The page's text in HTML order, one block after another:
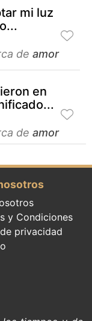
mi luz
de amor
en
de amor
y Condiciones
privacidad